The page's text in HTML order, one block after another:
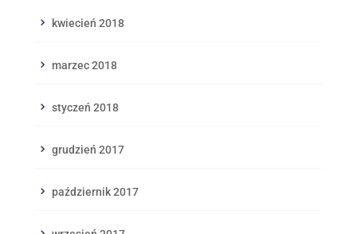
kwiecień 2018
marzec 2018
styczeń 2018
grudzień 2017
październik 2017